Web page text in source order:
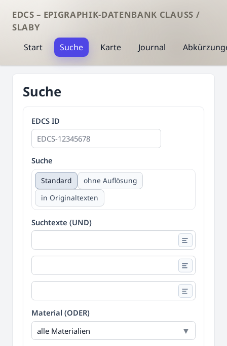
EDCS – EPIGRAPHIK-DATENBANK CLAUSS /
SLABY
Start Suche Karte Journal
Suche
EDCS ID
Suche
Standard
ohne Auflösung
in Originaltexten
Suchtexte (UND)
Material (ODER)
alle Materialien